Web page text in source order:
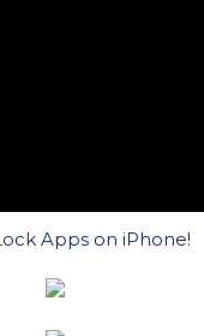
Apps on iPhone!